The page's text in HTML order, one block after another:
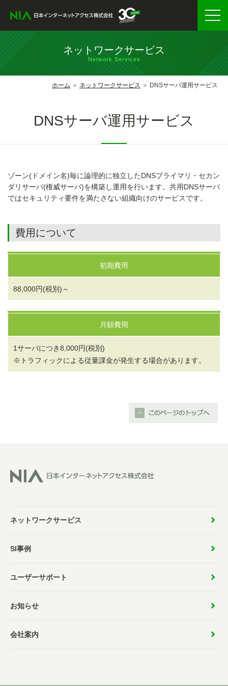
ネットワークサービス
Network Services
ホーム ネットワークサービス DNSサーバ運用サービス
DNSサーバ運用サービス
ゾーン(ドメイン名)毎に論理的に独立したDNSプライマリ・セカン
ダリサーバ(権威サーバ)を構築し運用を行います。共用DNSサーバ
ではセキュリティ要件を満たさない組織向けのサービスです。
費用について
初期費用
88,000円(税別)～
月額費用
1サーバにつき8,000円(税別)
※トラフィックによる従量課金が発生する場合があります。
ネットワークサービス
SI事例
ユーザーサポート
お知らせ
会社案内